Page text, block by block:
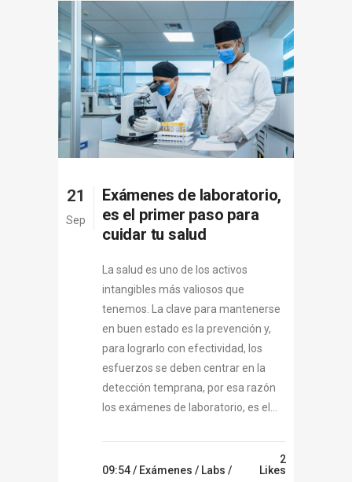
21
Sep
Exámenes de laboratorio,
es el primer paso para
cuidar tu salud
La salud es uno de los activos
intangibles más valiosos que
tenemos. La clave para mantenerse
en buen estado es la prevención y,
para lograrlo con efectividad, los
esfuerzos se deben centrar en la
detección temprana, por esa razón
los exámenes de laboratorio, es el...
09:54 / Exámenes / Labs /
2
Likes